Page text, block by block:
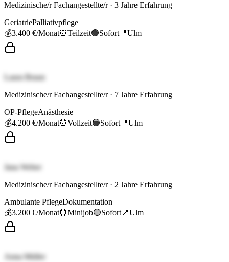
Medizinische/r Fachangestellte/r· 3 Jahre Erfahrung
GeriatriePalliativpflege
💰3.400 €/Monat⏰Teilzeit🟢Sofort 📍Ulm
Laura Braun
Medizinische/r Fachangestellte/r· 7 Jahre Erfahrung
OP-PflegeAnästhesie
💰4.200 €/Monat⏰Vollzeit🟢Sofort 📍Ulm
Jana Weber
Medizinische/r Fachangestellte/r· 2 Jahre Erfahrung
Ambulante PflegeDokumentation
💰3.200 €/Monat⏰Minijob🟢Sofort 📍Ulm
Anna Müller